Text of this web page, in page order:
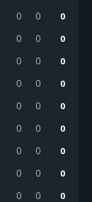
0 0
0
0 0
0
0 0
0
0 0
0
0 0
0
0 0
0
0 0
0
0 0
0
0 0
0